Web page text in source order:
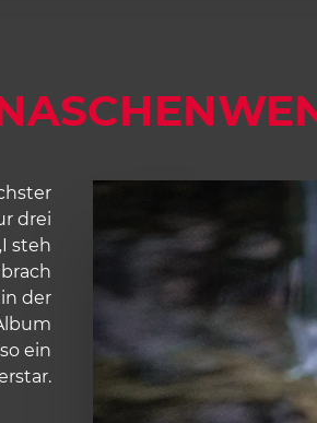
drei
steh
der
ein